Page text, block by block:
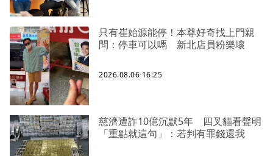
只有崔始源能停！本尊好奇找上門親
問：停車可以嗎 新北店員粉樂壞
2026.08.06 16:25
慈濟遭詐10億沉默5年 四叉貓看聲明
「重點就這句」：若判有罪錢還我